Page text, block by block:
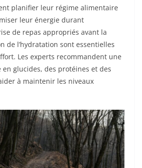
planifier leur régime alimentaire
leur énergie durant
de repas appropriés avant la
de l’hydratation sont essentielles
Les experts recommandent une
glucides, des protéines et des
à maintenir les niveaux